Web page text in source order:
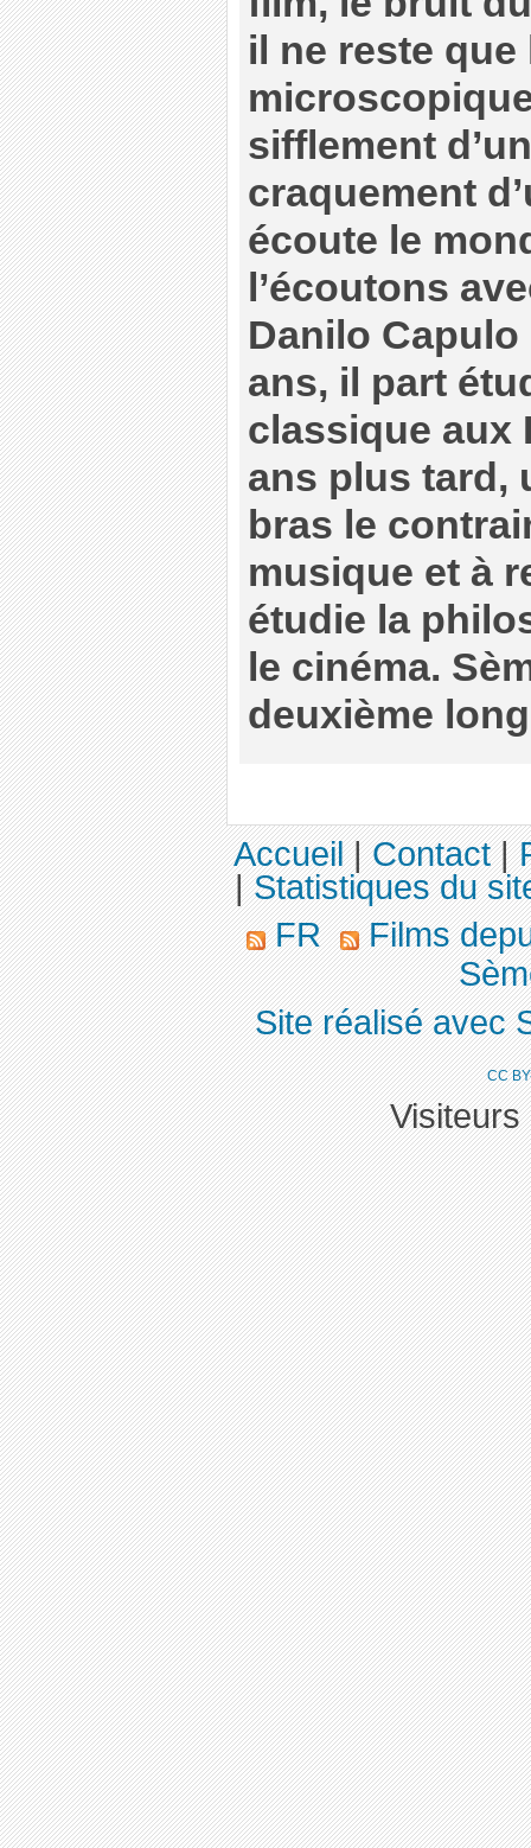
il ne reste
sifflement
craquement
écoute le
l’écoutons
Danilo Capulo
ans, il part
classique aux
ans plus tard,
bras le
musique et à
étudie la
le cinéma.
deuxième
Accueil|Contact|
|Statistiques du
FR
Films
Site réalisé avec
CC